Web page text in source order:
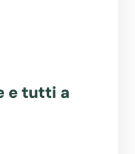
e tutti a